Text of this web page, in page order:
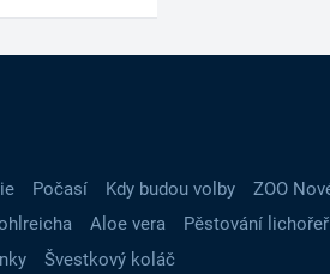
Počasí Kdy budou volby
ZOO
Aloe vera
Pěstování
Švestkový koláč